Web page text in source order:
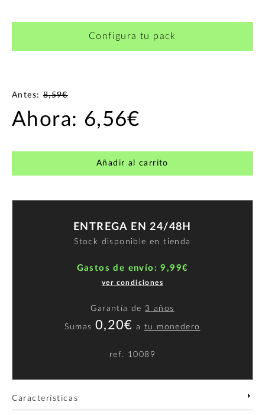
Configura tu pack
Antes:8,59€
Ahora: 6,56€
Añadir al carrito
ENTREGA EN 24/48H
Stock disponible en tienda
Gastos de envío: 9,99€
ver condiciones
Garantía de 3 años
Sumas 0,20€ atu monedero
ref. 10089
Características